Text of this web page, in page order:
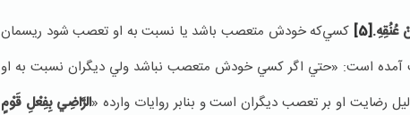
عُنُقِهِ.[5]
كسي‌كه خودش متعصب باشد يا نسبت به او تعصب شود ريسمان
آمده است: «حتي اگر كسي خودش متعصب نباشد ولي ديگران نسبت به او
رضايت او بر تعصب ديگران است و بنابر روايات وارده «الرَّاضِي بِفِعْلِ قَوْمٍ